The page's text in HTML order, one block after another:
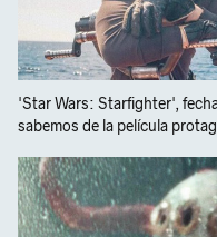
'Star Wars: Starfighter',
sabemos de la película